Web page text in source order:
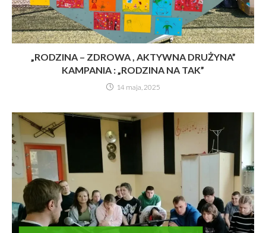
„RODZINA – ZDROWA , AKTYWNA DRUŻYNA”
KAMPANIA : „RODZINA NA TAK”
14 maja, 2025